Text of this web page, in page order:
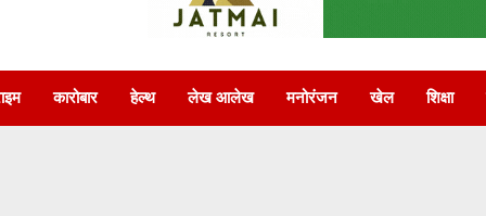
कारोबार हेल्थ लेख आलेख मनोरंजन खेल शिक्षा